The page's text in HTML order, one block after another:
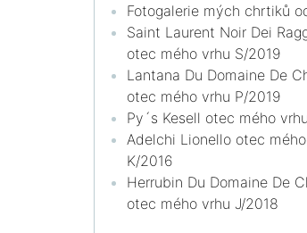
Fotogalerie mých chrtiků
Saint Laurent Noir Dei
otec mého vrhu S/2019
Lantana Du Domaine De
otec mého vrhu P/2019
Py´s Kesell otec mého
Adelchi Lionello otec
K/2016
Herrubin Du Domaine De
otec mého vrhu J/2018